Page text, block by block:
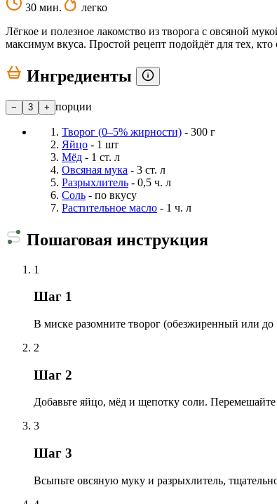
30 мин.
легко
Лёгкое и полезное лакомство из творога с овсяной
максимум вкуса. Простой рецепт подойдёт для тех,
Ингредиенты
− 3 + порции
Творог (0–5% жирности) - 300 г
Яйцо - 1 шт
Мёд - 1 ст. л
Овсяная мука - 3 ст. л
Разрыхлитель - 0,5 ч. л
Соль - по вкусу
Растительное масло - 1 ч. л
Пошаговая инструкция
1
Шаг 1
В миске разомните творог (обезжиренный или до
2
Шаг 2
Добавьте яйцо, мёд и щепотку соли.
3
Шаг 3
Всыпьте овсяную муку и разрыхлитель,